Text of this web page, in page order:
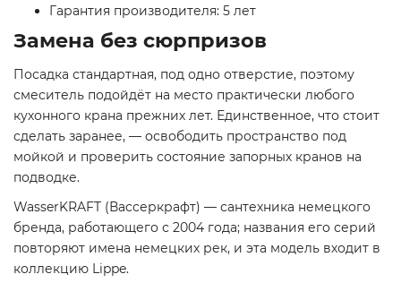
Гарантия производителя: 5 лет
Замена без сюрпризов
Посадка стандартная, под одно отверстие, поэтому
смеситель подойдёт на место практически любого
кухонного крана прежних лет. Единственное, что стоит
сделать заранее, — освободить пространство под
мойкой и проверить состояние запорных кранов на
подводке.
WasserKRAFT (Вассеркрафт) — сантехника немецкого
бренда, работающего с 2004 года; названия его серий
повторяют имена немецких рек, и эта модель входит в
коллекцию Lippe.